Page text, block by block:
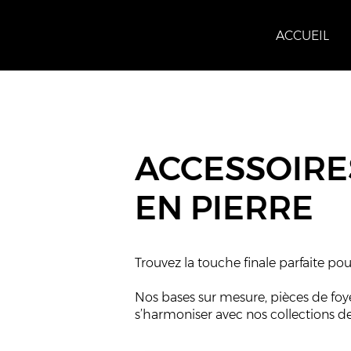
ACCUEIL
EN PIERRE
Trouvez la touche finale parfaite
Nos bases sur mesure, pièces de
s’harmoniser avec nos collections